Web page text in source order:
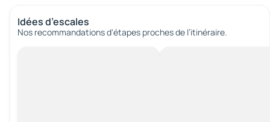
Idées d’escales
Nos recommandations d'étapes proches de l’itinéraire.